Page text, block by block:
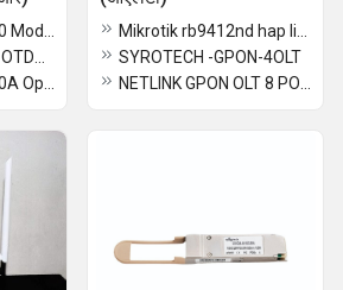
SYROTECH -GPON-4OLT